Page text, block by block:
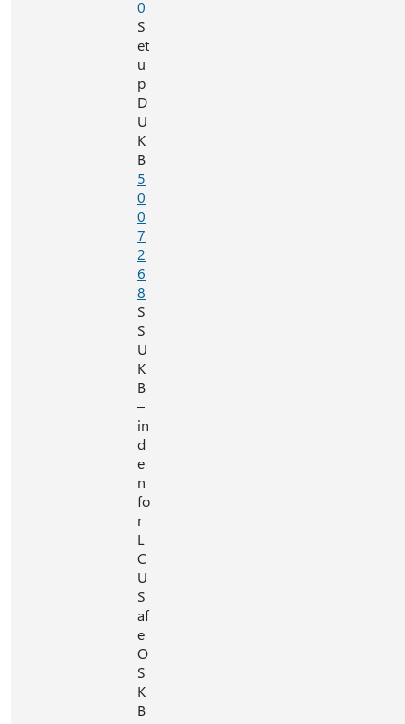
0
S
et
u
p
D
U
K
B
5
0
0
7
2
6
8
S
S
U
K
B
–
in
d
e
n
fo
r
L
C
U
S
af
e
O
S
K
B